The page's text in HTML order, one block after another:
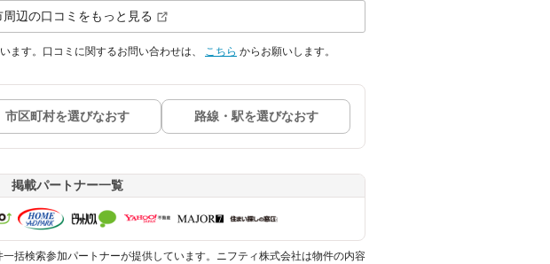
周辺の口コミをもっと見る
います。口コミに関するお問い合わせは、 こちら からお願いします。
市区町村を選びなおす 路線・駅を選びなおす
掲載パートナー一覧
括検索参加パートナーが提供しています。ニフティ株式会社は物件の内容